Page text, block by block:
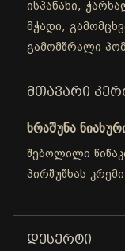
ისპანახი,
მჭადი,
გამომშრალი
ᲛᲗᲐᲕᲐᲠᲘ
ხრაშუნა
შებოლილი
პირშუშხას კრემი
ᲓᲔᲡᲔᲠᲢᲘ